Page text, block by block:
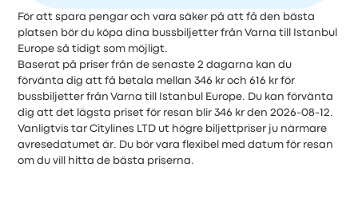
För att spara pengar och vara säker på att få den bästa
platsen bör du köpa dina bussbiljetter från Varna till Istanbul
Europe så tidigt som möjligt.
Baserat på priser från de senaste 2 dagarna kan du
förvänta dig att få betala mellan 346 kr och 616 kr för
bussbiljetter från Varna till Istanbul Europe. Du kan förvänta
dig att det lägsta priset för resan blir 346 kr den 2026-08-12.
Vanligtvis tar Citylines LTD ut högre biljettpriser ju närmare
avresedatumet är. Du bör vara flexibel med datum för resan
om du vill hitta de bästa priserna.